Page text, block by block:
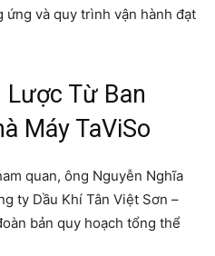
và quy trình vận hành đạt
Từ Ban
Máy TaViSo
quan, ông Nguyễn Nghĩa
ty Dầu Khí Tân Việt Sơn –
bản quy hoạch tổng thể